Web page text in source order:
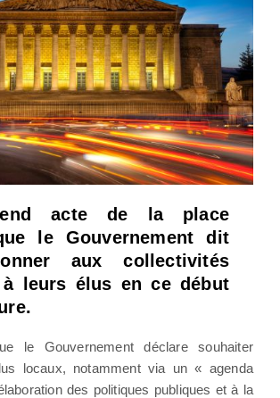
acte de la place
le Gouvernement dit
aux collectivités
à leurs élus en ce début
le Gouvernement déclare souhaiter
locaux, notamment via un « agenda
des politiques publiques et à la